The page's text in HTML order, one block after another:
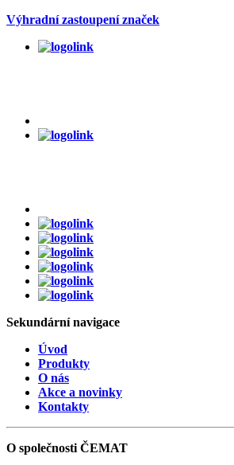
Výhradní zastoupení značek
Sekundárnínavigace
Úvod
Produkty
O nás
Akce a novinky
Kontakty
O společnosti ČEMAT